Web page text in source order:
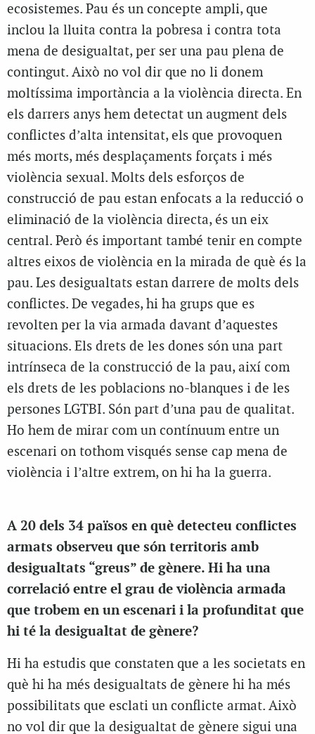
ecosistemes. Pau és un concepte ampli, que
inclou la lluita contra la pobresa i contra tota
mena de desigualtat, per ser una pau plena de
contingut. Això no vol dir que no li donem
moltíssima importància a la violència directa. En
els darrers anys hem detectat un augment dels
conflictes d’alta intensitat, els que provoquen
més morts, més desplaçaments forçats i més
violència sexual. Molts dels esforços de
construcció de pau estan enfocats a la reducció o
eliminació de la violència directa, és un eix
central. Però és important també tenir en compte
altres eixos de violència en la mirada de què és la
pau. Les desigualtats estan darrere de molts dels
conflictes. De vegades, hi ha grups que es
revolten per la via armada davant d’aquestes
situacions. Els drets de les dones són una part
intrínseca de la construcció de la pau, així com
els drets de les poblacions no-blanques i de les
persones LGTBI. Són part d’una pau de qualitat.
Ho hem de mirar com un contínuum entre un
escenari on tothom visqués sense cap mena de
violència i l’altre extrem, on hi ha la guerra.
A 20 dels 34 països en què detecteu conflictes
armats observeu que són territoris amb
desigualtats “greus” de gènere. Hi ha una
correlació entre el grau de violència armada
que trobem en un escenari i la profunditat que
hi té la desigualtat de gènere?
Hi ha estudis que constaten que a les societats en
què hi ha més desigualtats de gènere hi ha més
possibilitats que esclati un conflicte armat. Això
no vol dir que la desigualtat de gènere sigui una